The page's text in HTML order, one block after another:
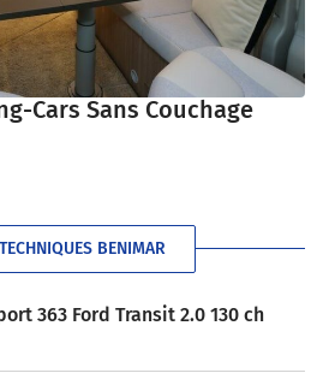
Cars Sans Couchage
BENIMAR
363 Ford Transit 2.0 130 ch